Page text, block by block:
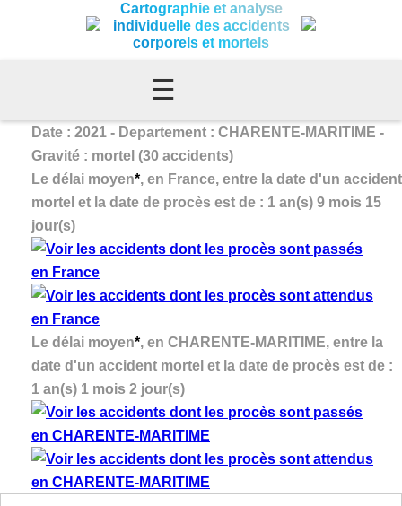
Cartographie et analyse
individuelle des accidents
corporels et mortels
☰
Date : 2021 - Departement : CHARENTE-MARITIME -
Gravité : mortel (30 accidents)
Le délai moyen*, en France, entre la date d'un accident
mortel et la date de procès est de : 1 an(s) 9 mois 15
jour(s)
Le délai moyen*, en CHARENTE-MARITIME, entre la
date d'un accident mortel et la date de procès est de :
1 an(s) 1 mois 2 jour(s)